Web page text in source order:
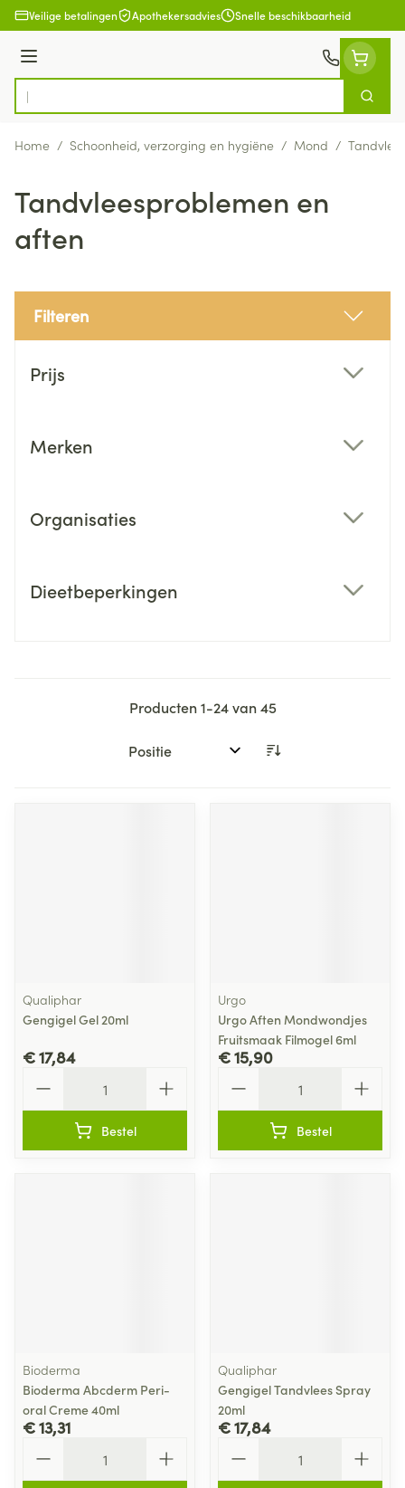
Ga naar de inhoud
Veilige betalingen Apothekersadvies Snelle beschikbaarheid
Menu
Product, merk, categorie...
Zoek
Home / Schoonheid, verzorging en hygiëne / Mond /
Tandvleesproblemen en
aften
Filteren
Prijs
Merken
Organisaties
Dieetbeperkingen
Producten1-24van45
Sorteer op:
Qualiphar
Gengigel Gel 20ml
€ 17,84
Bestel
Urgo
Urgo Aften Mondwondjes
Fruitsmaak Filmogel 6ml
€ 15,90
Bestel
Bioderma
Bioderma Abcderm Peri-
oral Creme 40ml
€ 13,31
Qualiphar
Gengigel Tandvlees Spray
20ml
€ 17,84